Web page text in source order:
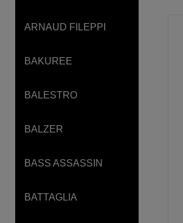
ARNAUD FILEPPI
BAKUREE
BALESTRO
BALZER
BASS ASSASSIN
BATTAGLIA